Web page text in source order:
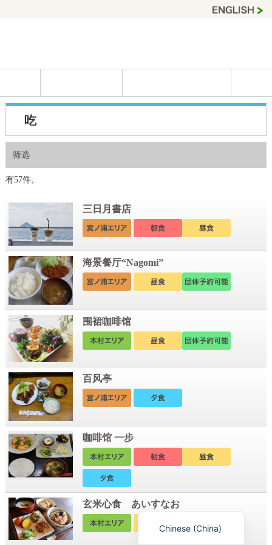
吃
筛选
有57件。
三日月書店
海景餐厅“Nagomi”
围裙咖啡馆
百风亭
咖啡馆 一步
玄米心食 あいすなお
Chinese (China)
Japanese
Chinese (Taiwan)
French
Korean